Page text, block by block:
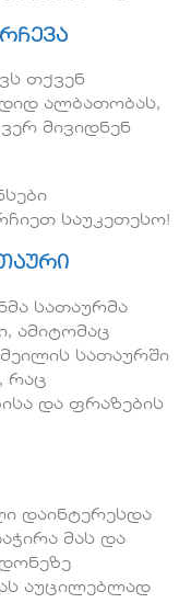
თქვენ
დიდ ალბათობას,
მივიდნენ
საუკეთესო!
სათაურმა
ამიტომაც
სათაურში
რაც
და ფრაზების
დაინტერესდა
მას და
აუცილებლად